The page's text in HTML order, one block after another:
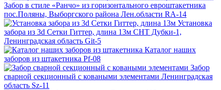
Забор в стиле «Ранчо» из горизонтального евроштакетника
пос.Поляны, Выборгского района Лен.области RA-14
Установка
забора из 3d Сетки Гиттер, длина 13м СНТ Дубки-1,
Ленинградская область Git-5
Каталог наших
заборов из штакетника Pf-08
Забор
сварной секционный с коваными элементами Ленинградская
область Sz-11